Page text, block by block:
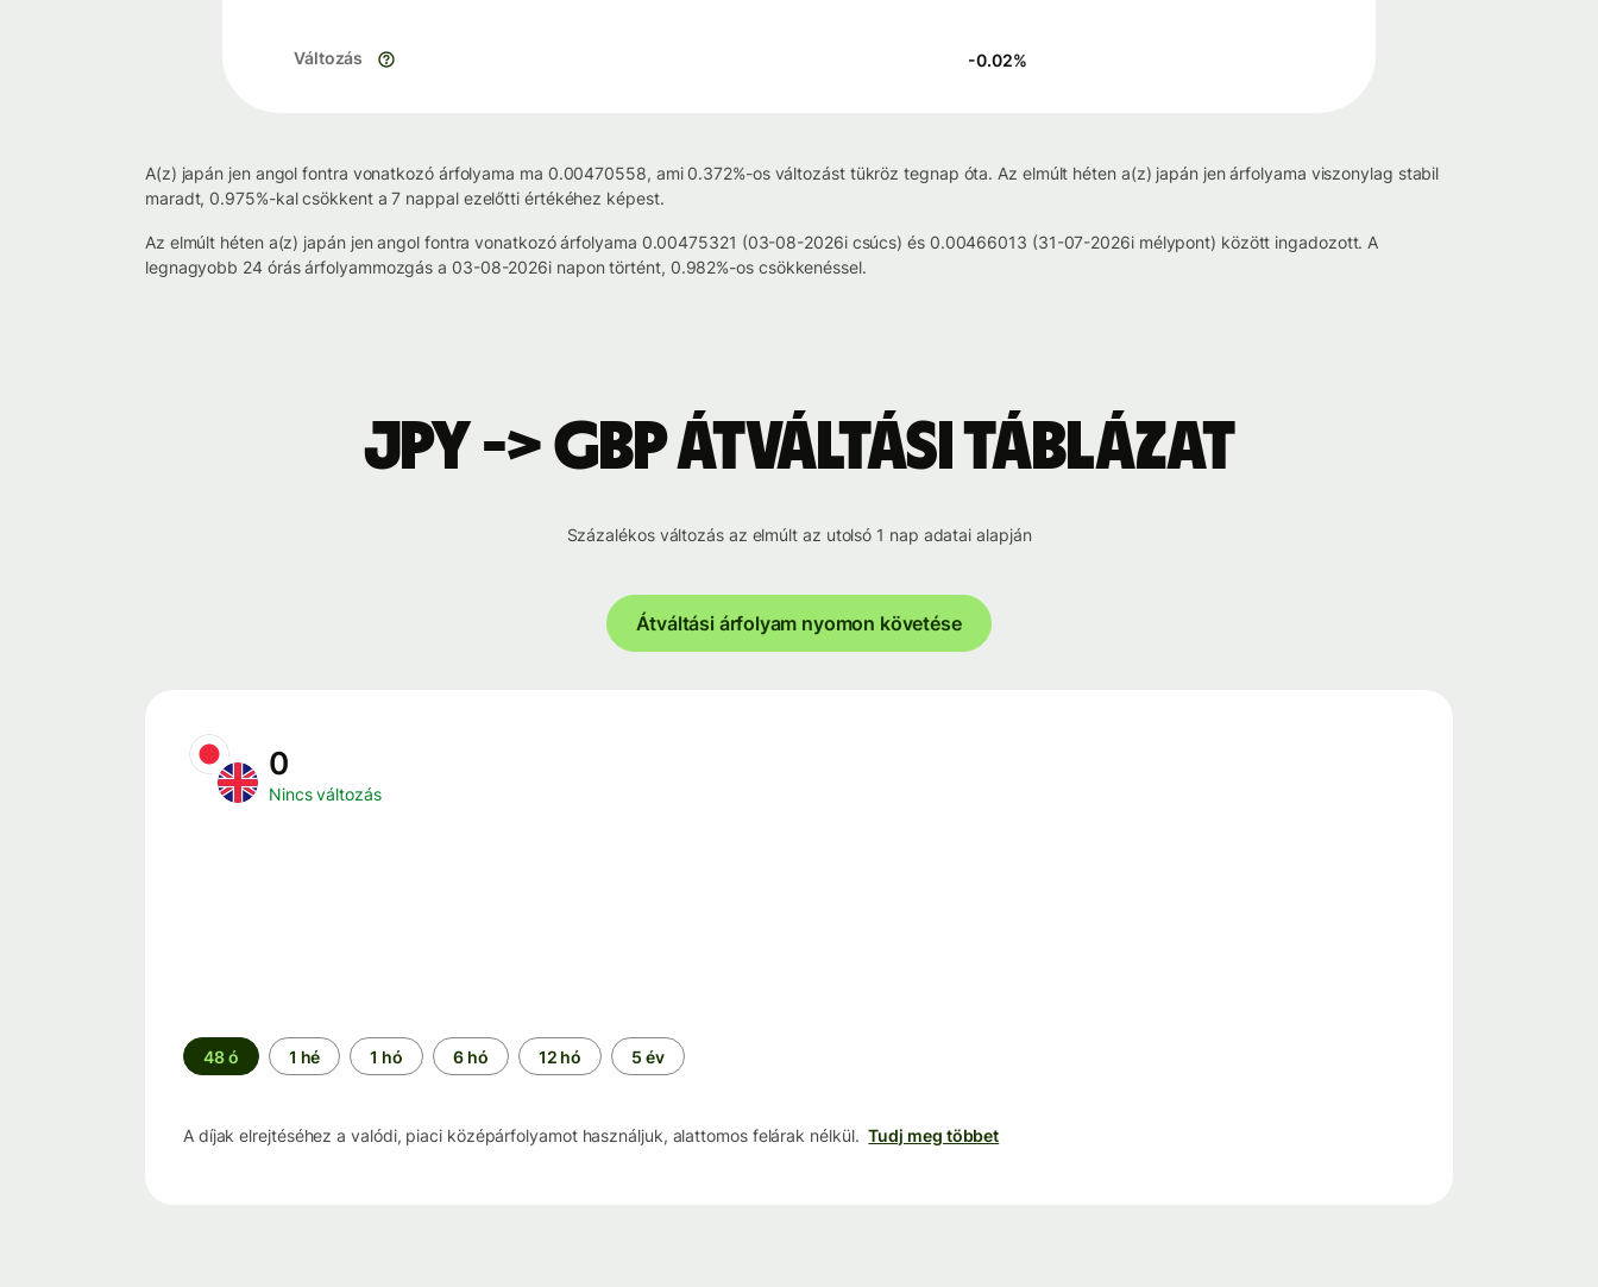
Változás -0.02%
A(z) japán jen angol fontra vonatkozó árfolyama ma 0.00470558, ami 0.372%-os változást tükröz tegnap óta. Az elmúlt héten a(z) japán jen árfolyama viszonylag stabil
maradt, 0.975%-kal csökkent a 7 nappal ezelőtti értékéhez képest.
Az elmúlt héten a(z) japán jen angol fontra vonatkozó árfolyama 0.00475321 (03-08-2026i csúcs) és 0.00466013 (31-07-2026i mélypont) között ingadozott. A
legnagyobb 24 órás árfolyammozgás a 03-08-2026i napon történt, 0.982%-os csökkenéssel.
JPY -> GBP átváltási táblázat
Százalékos változás az elmúlt az utolsó 1 nap adatai alapján
Átváltási árfolyam nyomon követése
0
Nincs változás
Időszak
48 ó 1 hé 1 hó 6 hó 12 hó 5 év
A díjak elrejtéséhez a valódi, piaci középárfolyamot használjuk, alattomos felárak nélkül. Tudj meg többet